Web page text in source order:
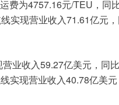
费为4757.16元/TEU ，同
实现营业收入71.61亿元
业收入59.27亿美元，同
实现营业收入40.78亿美